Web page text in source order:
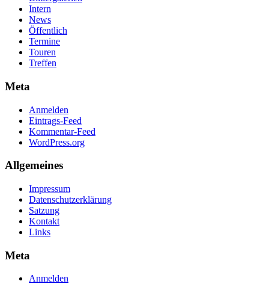
Intern
News
Öffentlich
Termine
Touren
Treffen
Meta
Anmelden
Eintrags-Feed
Kommentar-Feed
WordPress.org
Allgemeines
Impressum
Datenschutz­erklärung
Satzung
Kontakt
Links
Meta
Anmelden